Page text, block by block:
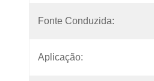
Fonte Conduzida:
Aplicação: